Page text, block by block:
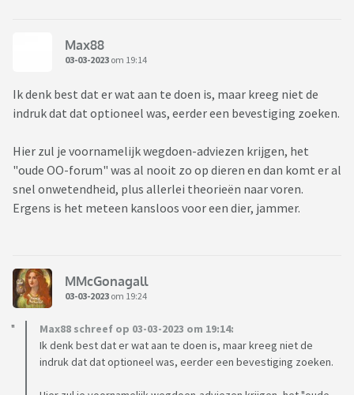
Max88
03-03-2023 om 19:14
Ik denk best dat er wat aan te doen is, maar kreeg niet de
indruk dat dat optioneel was, eerder een bevestiging zoeken.
Hier zul je voornamelijk wegdoen-adviezen krijgen, het
"oude OO-forum" was al nooit zo op dieren en dan komt er al
snel onwetendheid, plus allerlei theorieën naar voren.
Ergens is het meteen kansloos voor een dier, jammer.
MMcGonagall
03-03-2023 om 19:24
Max88 schreef op 03-03-2023 om 19:14:
Ik denk best dat er wat aan te doen is, maar kreeg niet de
indruk dat dat optioneel was, eerder een bevestiging zoeken.